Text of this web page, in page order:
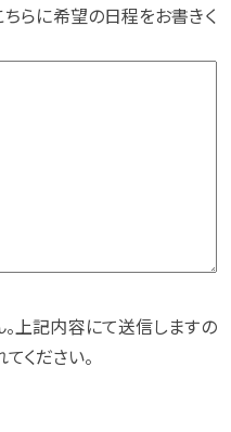
らに希望の日程をお書きく
上記内容にて送信しますの
ください。